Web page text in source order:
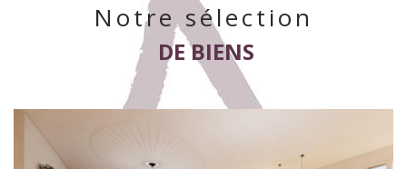
10KM 25KM
Notre sélection
DE BIENS